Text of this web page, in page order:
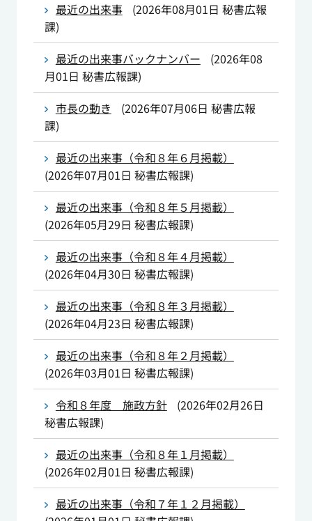
最近の出来事
(2026年08月01日 秘書広報
課)
最近の出来事バックナンバー
(2026年08
月01日 秘書広報課)
市長の動き
(2026年07月06日 秘書広報
課)
最近の出来事（令和８年６月掲載）
(2026年07月01日 秘書広報課)
最近の出来事（令和８年５月掲載）
(2026年05月29日 秘書広報課)
最近の出来事（令和８年４月掲載）
(2026年04月30日 秘書広報課)
最近の出来事（令和８年３月掲載）
(2026年04月23日 秘書広報課)
最近の出来事（令和８年２月掲載）
(2026年03月01日 秘書広報課)
令和８年度 施政方針
(2026年02月26日
秘書広報課)
最近の出来事（令和８年１月掲載）
(2026年02月01日 秘書広報課)
最近の出来事（令和７年１２月掲載）